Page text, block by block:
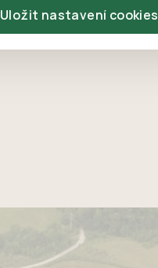
Uložit nastavení cookies